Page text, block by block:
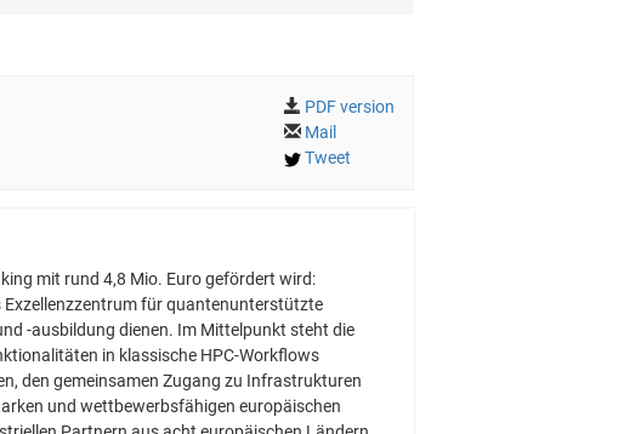
PDF version
Mail
Tweet
mit rund 4,8 Mio. Euro gefördert wird:
Exzellenzzentrum für quantenunterstützte
-ausbildung dienen. Im Mittelpunkt steht die
in klassische HPC-Workflows
den gemeinsamen Zugang zu Infrastrukturen
und wettbewerbsfähigen europäischen